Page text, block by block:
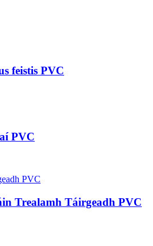
feistis PVC
PVC
Trealamh Táirgeadh PVC